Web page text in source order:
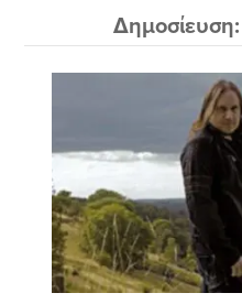
Δημοσίευση: